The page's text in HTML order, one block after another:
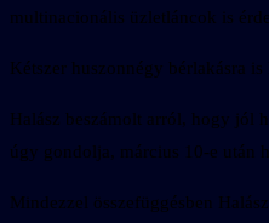
multinacionális üzletláncok is
Kétszer huszonnégy bérlakásra
Halász beszámolt arról, hogy jól
úgy gondolja, március 10-e után
Mindezzel összefüggésben